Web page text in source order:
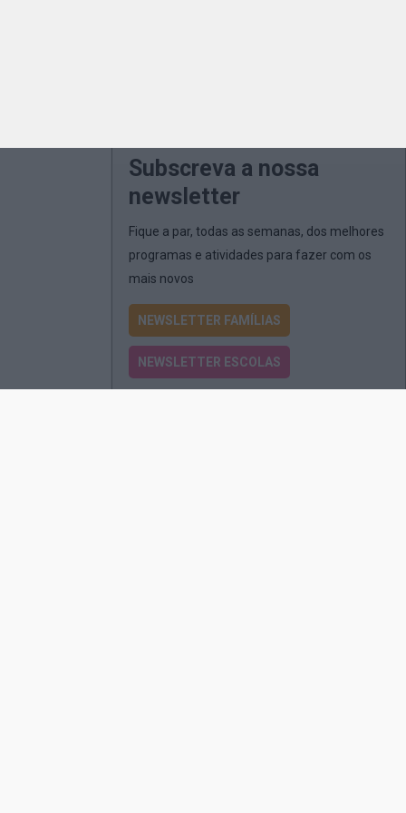
Subscreva a nossa
newsletter
Fique a par, todas as semanas, dos melhores
programas e atividades para fazer com os
mais novos
NEWSLETTER FAMÍLIAS
NEWSLETTER ESCOLAS